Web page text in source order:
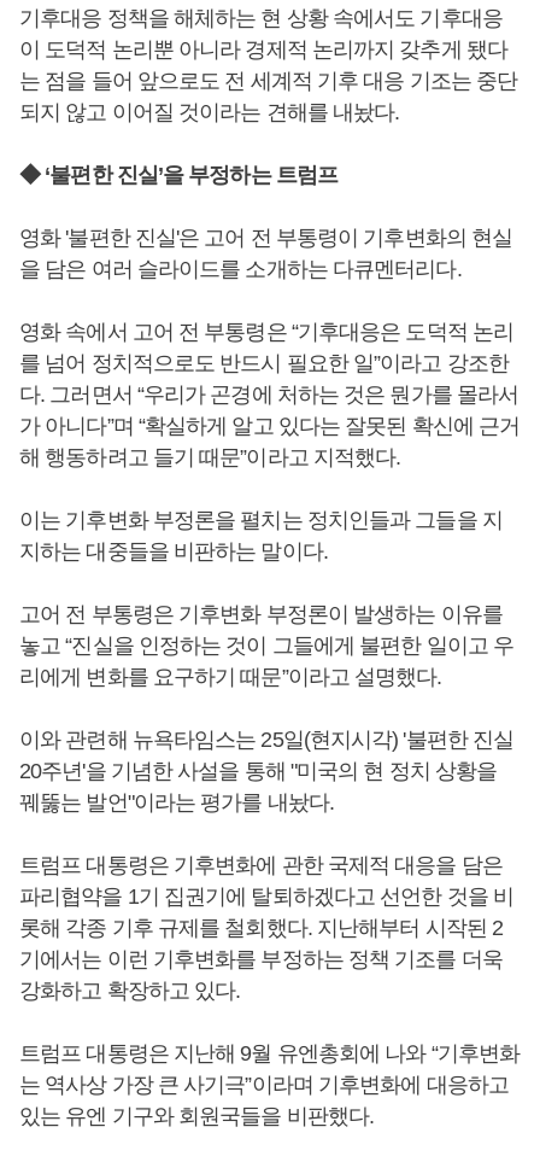
기후대응 정책을 해체하는 현 상황 속에서도 기후대응
이 도덕적 논리뿐 아니라 경제적 논리까지 갖추게 됐다
는 점을 들어 앞으로도 전 세계적 기후 대응 기조는 중단
되지 않고 이어질 것이라는 견해를 내놨다.
◆ ‘불편한 진실’을 부정하는 트럼프
영화 '불편한 진실'은 고어 전 부통령이 기후변화의 현실
을 담은 여러 슬라이드를 소개하는 다큐멘터리다.
영화 속에서 고어 전 부통령은 “기후대응은 도덕적 논리
를 넘어 정치적으로도 반드시 필요한 일”이라고 강조한
다. 그러면서 “우리가 곤경에 처하는 것은 뭔가를 몰라서
가 아니다”며 “확실하게 알고 있다는 잘못된 확신에 근거
해 행동하려고 들기 때문”이라고 지적했다.
이는 기후변화 부정론을 펼치는 정치인들과 그들을 지
지하는 대중들을 비판하는 말이다.
고어 전 부통령은 기후변화 부정론이 발생하는 이유를
놓고 “진실을 인정하는 것이 그들에게 불편한 일이고 우
리에게 변화를 요구하기 때문”이라고 설명했다.
이와 관련해 뉴욕타임스는 25일(현지시각) '불편한 진실
20주년'을 기념한 사설을 통해 "미국의 현 정치 상황을
꿰뚫는 발언"이라는 평가를 내놨다.
트럼프 대통령은 기후변화에 관한 국제적 대응을 담은
파리협약을 1기 집권기에 탈퇴하겠다고 선언한 것을 비
롯해 각종 기후 규제를 철회했다. 지난해부터 시작된 2
기에서는 이런 기후변화를 부정하는 정책 기조를 더욱
강화하고 확장하고 있다.
트럼프 대통령은 지난해 9월 유엔총회에 나와 “기후변화
는 역사상 가장 큰 사기극”이라며 기후변화에 대응하고
있는 유엔 기구와 회원국들을 비판했다.